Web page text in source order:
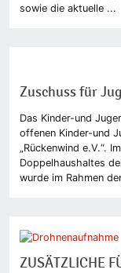
sowie die aktuelle ...
Zuschuss für
Das Kinder-und
offenen Kinder-und
„Rückenwind e.V.“.
Doppelhaushaltes
wurde im Rahmen
ZUSÄTZLICHE